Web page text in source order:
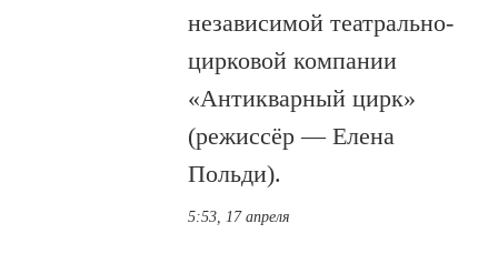
независимой театрально-
цирковой компании
«Антикварный цирк»
(режиссёр — Елена
Польди).
5:53, 17 апреля